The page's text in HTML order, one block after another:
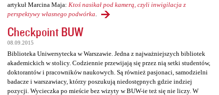
artykuł Marcina Maja: Ktoś nasikał pod kamerą, czyli inwigilacja z
perspektywy własnego podwórka
Checkpoint BUW
08.09.2015
Biblioteka Uniwersytecka w Warszawie. Jedna z najważniejszych bibliotek
akademickich w stolicy. Codziennie przewijają się przez nią setki studentów,
doktorantów i pracowników naukowych. Są również pasjonaci, samodzielni
badacze i warszawiacy, którzy poszukują niedostępnych gdzie indziej
pozycji. Wycieczka po mieście bez wizyty w BUW-ie też się nie liczy. W